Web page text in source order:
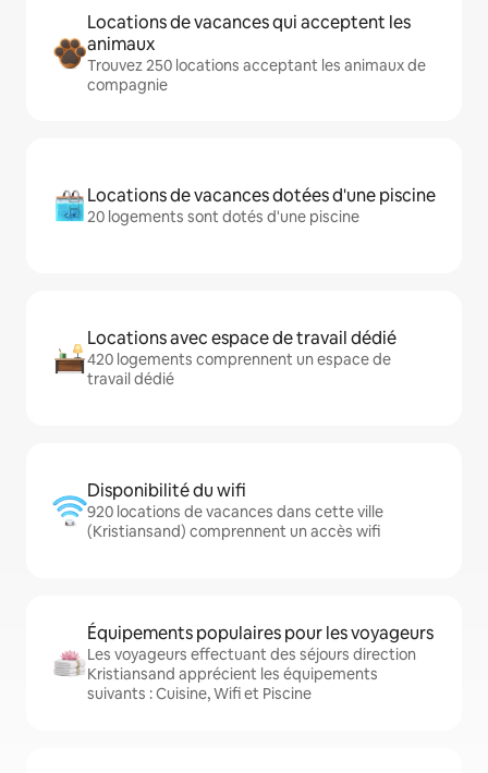
Locations de vacances qui acceptent les
animaux
Trouvez 250 locations acceptant les animaux de
compagnie
Locations de vacances dotées d'une piscine
20 logements sont dotés d'une piscine
Locations avec espace de travail dédié
420 logements comprennent un espace de
travail dédié
Disponibilité du wifi
920 locations de vacances dans cette ville
(Kristiansand) comprennent un accès wifi
Équipements populaires pour les voyageurs
Les voyageurs effectuant des séjours direction
Kristiansand apprécient les équipements
suivants : Cuisine, Wifi et Piscine